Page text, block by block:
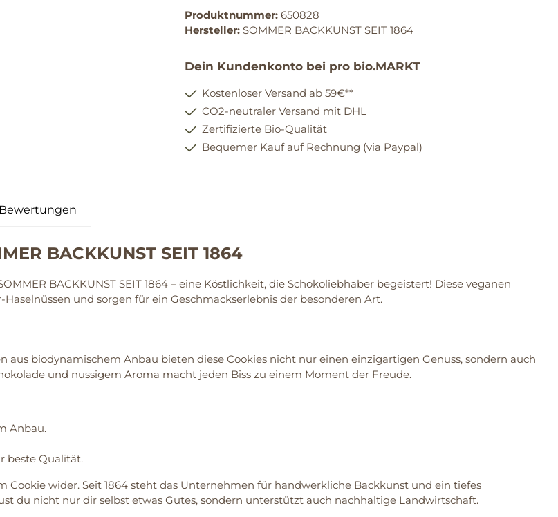
Produktnummer: 650828
Hersteller: SOMMER BACKKUNST SEIT 1864
Dein Kundenkonto bei pro bio.MARKT
Kostenloser Versand ab 59€**
CO2-neutraler Versand mit DHL
Zertifizierte Bio-Qualität
Bequemer Kauf auf Rechnung (via Paypal)
Bewertungen
BACKKUNST SEIT 1864
BACKKUNST SEIT 1864 – eine Köstlichkeit, die Schokoliebhaber begeistert! Diese veganen
und sorgen für ein Geschmackserlebnis der besonderen Art.
biodynamischem Anbau bieten diese Cookies nicht nur einen einzigartigen Genuss, sondern auch
und nussigem Aroma macht jeden Biss zu einem Moment der Freude.
Anbau.
beste Qualität.
Cookie wider. Seit 1864 steht das Unternehmen für handwerkliche Backkunst und ein tiefes
du nicht nur dir selbst etwas Gutes, sondern unterstützt auch nachhaltige Landwirtschaft.